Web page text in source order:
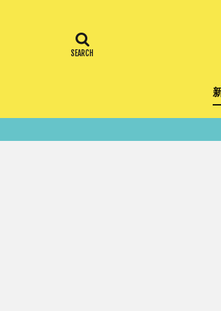
鮮度100％！